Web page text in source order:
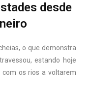
desde
o que demonstra
estando hoje
os rios a voltarem